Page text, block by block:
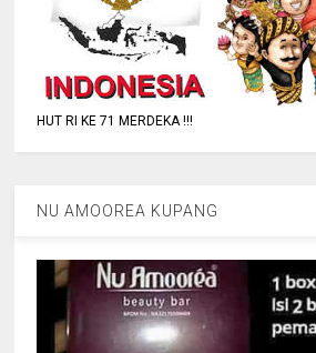
HUT RI KE 71 MERDEKA !!!
NU AMOOREA KUPANG